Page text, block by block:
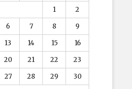
1
2
6 7 8
9
13 14 15
16
20 21 22
23
27 28 29
30